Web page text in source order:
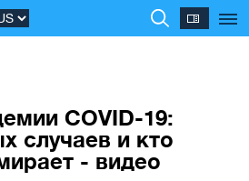
COVID-19:
случаев и кто
- видео